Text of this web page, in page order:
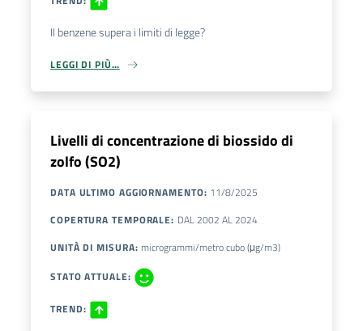
Il benzene supera i limiti di legge?
LEGGI DI PIÙ…
Livelli di concentrazione di biossido di
zolfo (SO2)
DATA ULTIMO AGGIORNAMENTO: 11/8/2025
COPERTURA TEMPORALE: DAL 2002 AL 2024
UNITÀ DI MISURA: microgrammi/metro cubo (μg/m3)
STATO ATTUALE:
TREND: